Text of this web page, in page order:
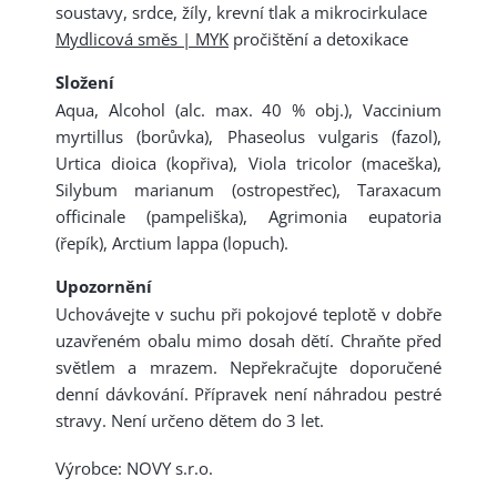
soustavy, srdce, žíly, krevní tlak a mikrocirkulace
Mydlicová směs | MYK pročištění a detoxikace
Složení
Aqua, Alcohol (alc. max. 40 % obj.), Vaccinium
myrtillus (borůvka), Phaseolus vulgaris (fazol),
Urtica dioica (kopřiva), Viola tricolor (maceška),
Silybum marianum (ostropestřec), Taraxacum
officinale (pampeliška), Agrimonia eupatoria
(řepík), Arctium lappa (lopuch).
Upozornění
Uchovávejte v suchu při pokojové teplotě v dobře
uzavřeném obalu mimo dosah dětí. Chraňte před
světlem a mrazem. Nepřekračujte doporučené
denní dávkování. Přípravek není náhradou pestré
stravy. Není určeno dětem do 3 let.
Výrobce: NOVY s.r.o.